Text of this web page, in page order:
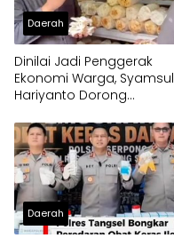
Daerah
Dinilai Jadi Penggerak
Ekonomi Warga, Syamsul
Hariyanto Dorong
Jamur Crispy di Serpong
Daerah